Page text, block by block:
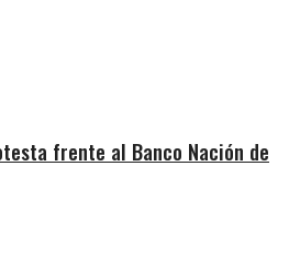
frente al Banco Nación de